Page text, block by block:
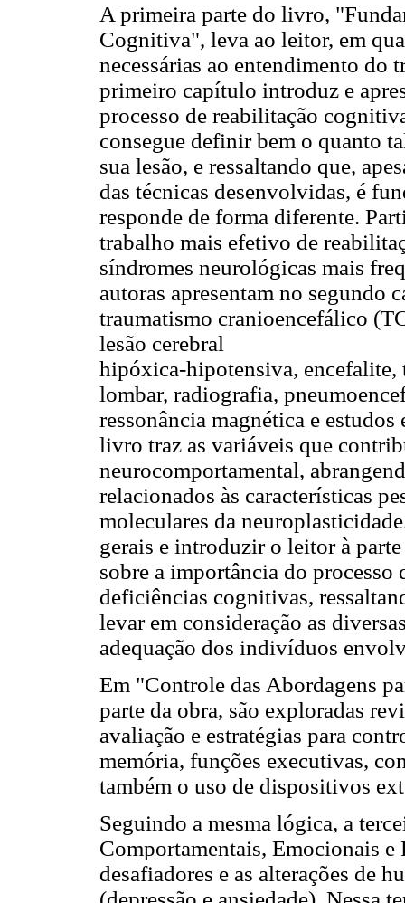
A primeira parte do livro,
Cognitiva", leva ao leitor, em
necessárias ao entendimento
primeiro capítulo introduz e
processo de reabilitação
consegue definir bem o quanto
sua lesão, e ressaltando que,
das técnicas desenvolvidas, é
responde de forma diferente.
trabalho mais efetivo de
síndromes neurológicas mais
autoras apresentam no segundo
traumatismo cranioencefálico
lesão cerebral
hipóxica-hipotensiva, encefalite,
lombar, radiografia,
ressonância magnética e
livro traz as variáveis que
neurocomportamental,
relacionados às características
moleculares da
gerais e introduzir o leitor à
sobre a importância do processo
deficiências cognitivas,
levar em consideração as
adequação dos indivíduos
Em "Controle das Abordagens
parte da obra, são exploradas
avaliação e estratégias para
memória, funções executivas,
também o uso de dispositivos
Seguindo a mesma lógica, a
Comportamentais, Emocionais
desafiadores e as alterações de